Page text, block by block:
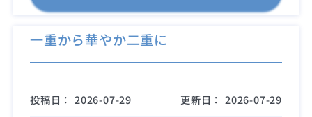
一重から華やか二重に
投稿日： 2026-07-29 更新日： 2026-07-29